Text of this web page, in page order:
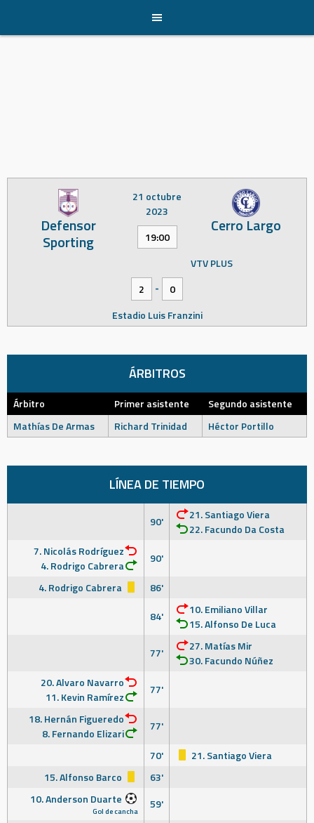
content
Defensor
Sporting
Cerro Largo
21 octubre
2023
19:00
VTV PLUS
2
-
0
Estadio Luis Franzini
ÁRBITROS
Árbitro Primer asistente
Segundo asistente
Mathías De Armas
Richard Trinidad Héctor Portillo
LÍNEA DE TIEMPO
90'
21. Santiago Viera
22. Facundo Da Costa
7. Nicolás Rodríguez
4. Rodrigo Cabrera
90'
4. Rodrigo Cabrera
86'
84'
10. Emiliano Villar
15. Alfonso De Luca
77'
27. Matías Mir
30. Facundo Núñez
20. Alvaro Navarro
11. Kevin Ramírez
77'
18. Hernán Figueredo
8. Fernando Elizari
77'
70'
21. Santiago Viera
15. Alfonso Barco
63'
10. Anderson Duarte
Gol de cancha
59'